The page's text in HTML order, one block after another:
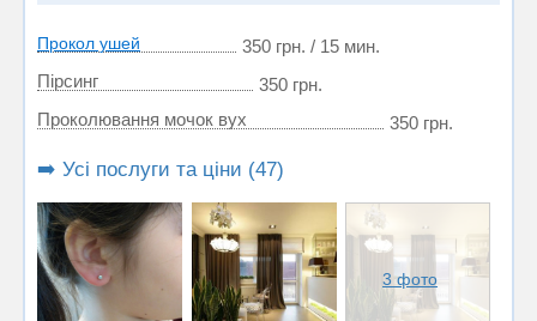
Прокол ушей
350 грн. / 15 мин.
Пірсинг
350 грн.
Проколювання мочок вух
350 грн.
➡️ Усі послуги та ціни (47)
3 фото